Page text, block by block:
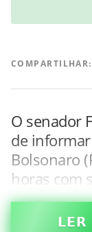
COMPARTILHAR:
O senador
de
Bolsonaro
horas com